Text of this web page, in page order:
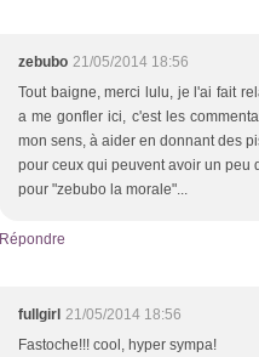
zebubo 21/05/2014 18:56
Tout baigne, merci lulu, je l'ai fait
a me gonfler ici, c'est les
mon sens, à aider en donnant des
pour ceux qui peuvent avoir un peu
pour "zebubo la morale"...
Répondre
fullgirl 21/05/2014 18:56
Fastoche!!! cool, hyper sympa!